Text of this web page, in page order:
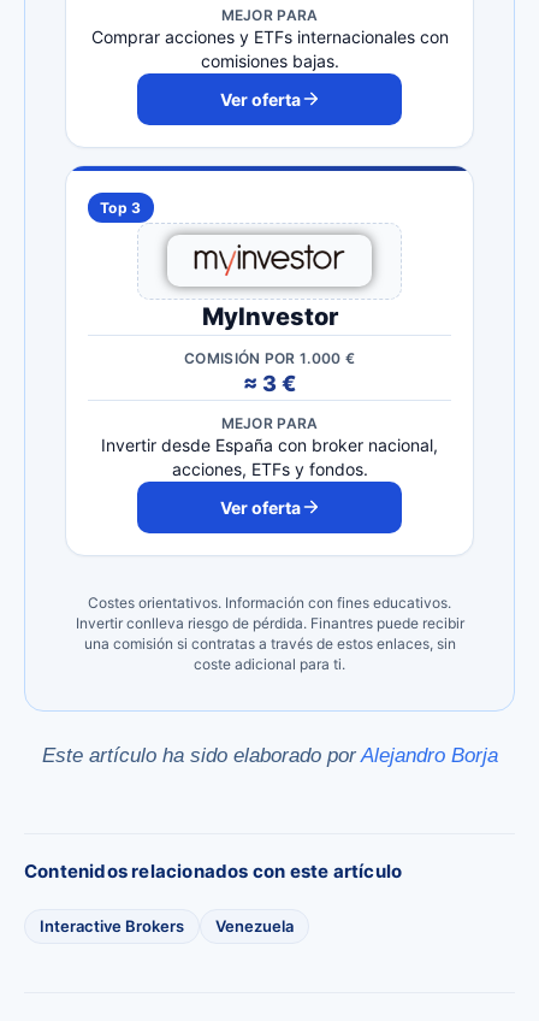
MEJOR PARA
Comprar acciones y ETFs internacionales con
comisiones bajas.
Ver oferta
Top 3
MyInvestor
COMISIÓN POR 1.000 €
≈ 3 €
MEJOR PARA
Invertir desde España con broker nacional,
acciones, ETFs y fondos.
Ver oferta
Costes orientativos. Información con fines educativos.
Invertir conlleva riesgo de pérdida. Finantres puede recibir
una comisión si contratas a través de estos enlaces, sin
coste adicional para ti.
Este artículo ha sido elaborado por Alejandro Borja
Contenidos relacionados con este artículo
Interactive Brokers Venezuela